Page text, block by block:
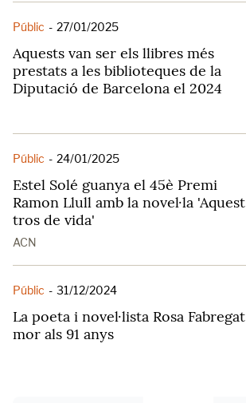
Públic - 27/01/2025
Aquests van ser els llibres més
prestats a les biblioteques de la
Diputació de Barcelona el 2024
Públic - 24/01/2025
Estel Solé guanya el 45è Premi
Ramon Llull amb la novel·la 'Aquest
tros de vida'
ACN
Públic - 31/12/2024
La poeta i novel·lista Rosa Fabregat
mor als 91 anys